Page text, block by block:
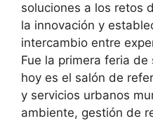
soluciones a los retos
la innovación y
intercambio entre
Fue la primera feria
hoy es el salón de
y servicios urbanos
ambiente, gestión de